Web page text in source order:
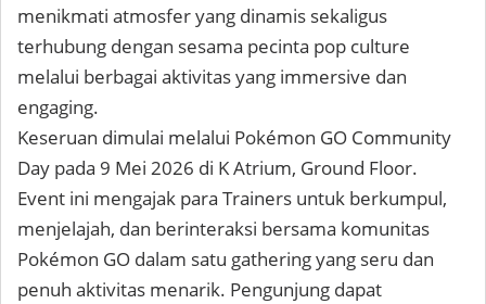
menikmati atmosfer yang dinamis sekaligus
terhubung dengan sesama pecinta pop culture
melalui berbagai aktivitas yang immersive dan
engaging.
Keseruan dimulai melalui Pokémon GO Community
Day pada 9 Mei 2026 di K Atrium, Ground Floor.
Event ini mengajak para Trainers untuk berkumpul,
menjelajah, dan berinteraksi bersama komunitas
Pokémon GO dalam satu gathering yang seru dan
penuh aktivitas menarik. Pengunjung dapat